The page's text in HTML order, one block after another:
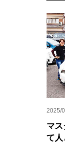
2025/
マ
て人